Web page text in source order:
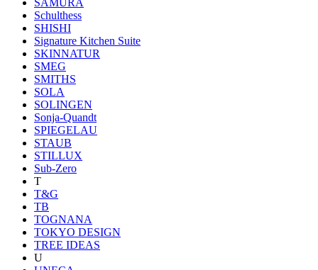
Schulthess
SHISHI
Signature Kitchen Suite
SKINNATUR
SMEG
SMITHS
SOLA
SOLINGEN
Sonja-Quandt
SPIEGELAU
STAUB
STILLUX
Sub-Zero
T
T&G
TB
TOGNANA
TOKYO DESIGN
TREE IDEAS
U